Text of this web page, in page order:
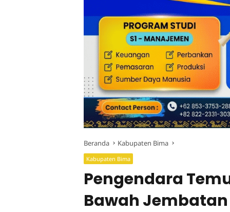
Beranda Kabupaten Bima
Kabupaten Bima
Pengendara
Bawah Jembatan